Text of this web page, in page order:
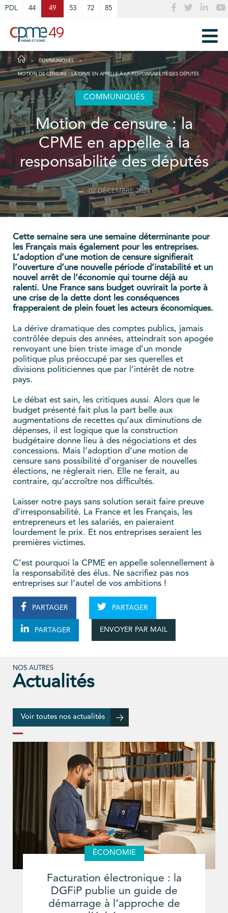
PDL 44 49 53 72 85
COMMUNIQUÉS
MOTION DE CENSURE : LA CPME EN APPELLE À LA RESPONSABILITÉ DES DÉPUTÉS
COMMUNIQUÉS
Motion de censure : la
CPME en appelle à la
responsabilité des députés
02 DÉCEMBRE 2024
Cette semaine sera une semaine déterminante pour
les Français mais également pour les entreprises.
L’adoption d’une motion de censure signifierait
l’ouverture d’une nouvelle période d’instabilité et un
nouvel arrêt de l’économie qui tourne déjà au
ralenti. Une France sans budget ouvrirait la porte à
une crise de la dette dont les conséquences
frapperaient de plein fouet les acteurs économiques.
La dérive dramatique des comptes publics, jamais
contrôlée depuis des années, atteindrait son apogée
renvoyant une bien triste image d’un monde
politique plus préoccupé par ses querelles et
divisions politiciennes que par l’intérêt de notre
pays.
Le débat est sain, les critiques aussi. Alors que le
budget présenté fait plus la part belle aux
augmentations de recettes qu’aux diminutions de
dépenses, il est logique que la construction
budgétaire donne lieu à des négociations et des
concessions. Mais l’adoption d’une motion de
censure sans possibilité d’organiser de nouvelles
élections, ne règlerait rien. Elle ne ferait, au
contraire, qu’accroître nos difficultés.
Laisser notre pays sans solution serait faire preuve
d’irresponsabilité. La France et les Français, les
entrepreneurs et les salariés, en paieraient
lourdement le prix. Et nos entreprises seraient les
premières victimes.
C’est pourquoi la CPME en appelle solennellement à
la responsabilité des élus. Ne sacrifiez pas nos
entreprises sur l’autel de vos ambitions !
PARTAGER PARTAGER
PARTAGER ENVOYER PAR MAIL
NOS AUTRES
Actualités
Voir toutes nos actualités
ÉCONOMIE
Facturation électronique : la
DGFiP publie un guide de
démarrage à l’approche de
Cookies management panel